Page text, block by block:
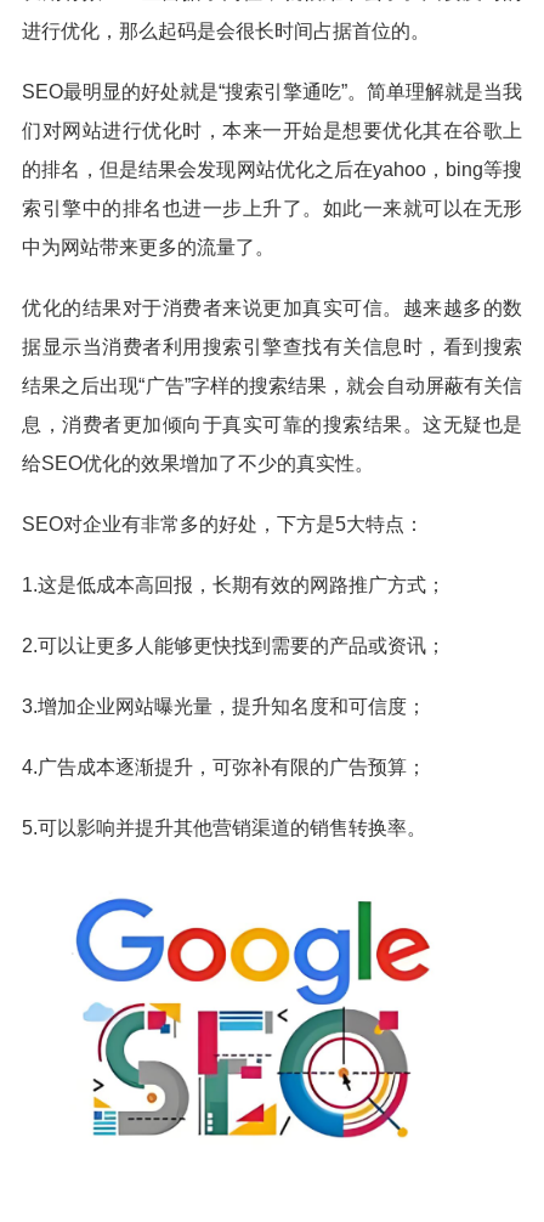
进行优化，那么起码是会很长时间占据首位的。
SEO最明显的好处就是“搜索引擎通吃”。简单理解就是当我
们对网站进行优化时，本来一开始是想要优化其在谷歌上
的排名，但是结果会发现网站优化之后在yahoo，bing等搜
索引擎中的排名也进一步上升了。如此一来就可以在无形
中为网站带来更多的流量了。
优化的结果对于消费者来说更加真实可信。越来越多的数
据显示当消费者利用搜索引擎查找有关信息时，看到搜索
结果之后出现“广告”字样的搜索结果，就会自动屏蔽有关信
息，消费者更加倾向于真实可靠的搜索结果。这无疑也是
给SEO优化的效果增加了不少的真实性。
SEO对企业有非常多的好处，下方是5大特点：
1.这是低成本高回报，长期有效的网路推广方式；
2.可以让更多人能够更快找到需要的产品或资讯；
3.增加企业网站曝光量，提升知名度和可信度；
4.广告成本逐渐提升，可弥补有限的广告预算；
5.可以影响并提升其他营销渠道的销售转换率。